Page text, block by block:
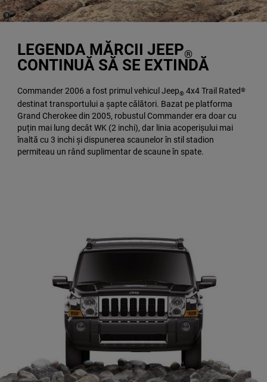
LEGENDA MĂRCII JEEP®
CONTINUĂ SĂ SE EXTINDĂ
Commander 2006 a fost primul vehicul Jeep® 4x4 Trail Rated®
destinat transportului a șapte călători. Bazat pe platforma
Grand Cherokee din 2005, robustul Commander era doar cu
puțin mai lung decât WK (2 inchi), dar linia acoperișului mai
înaltă cu 3 inchi și dispunerea scaunelor în stil stadion
permiteau un rând suplimentar de scaune în spate.
(
Disclosure
9)